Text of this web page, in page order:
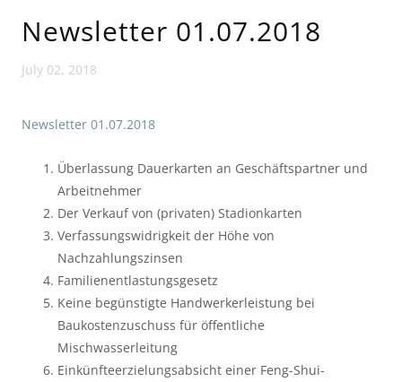
Newsletter 01.07.2018
July 02, 2018
Newsletter 01.07.2018
Überlassung Dauerkarten an Geschäftspartner und
Arbeitnehmer
Der Verkauf von (privaten) Stadionkarten
Verfassungswidrigkeit der Höhe von
Nachzahlungszinsen
Familienentlastungsgesetz
Keine begünstigte Handwerkerleistung bei
Baukostenzuschuss für öffentliche
Mischwasserleitung
Einkünfteerzielungsabsicht einer Feng-Shui-